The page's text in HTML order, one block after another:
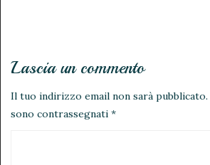
Lascia un commento
Il tuo indirizzo email non sarà pubblicato.
sono contrassegnati *